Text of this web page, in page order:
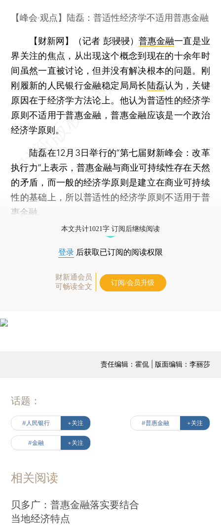
【峰会·观点】陆磊：普适性经济学不适用普惠金融
【财新网】（记者 彭骎骎） 普惠金融一直是业
界关注的焦点，从出现这个概念到现在的十余年时
间虽然一直被讨论，但并没有解决根本的问题。刚
刚履新的人民银行金融稳定局局长陆磊认为，关键
原因在于经济学方法论上。他认为普适性的经济学
原则不适用于普惠金融，普惠金融应该是一个政治
经济学原则。
陆磊在12月3日举行的“第七届财新峰会：改革
执行力”上表示，普惠金融与商业可持续性存在天然
的矛盾，而一般的经济学原则是建立在商业可持续
性的基础上，所以普适性的经济学原则不适用于普
惠金融。
本文共计1021字 订阅后继续阅读
登录 后获取已订阅的阅读权限
财新通会员
可畅读全文
订阅/会员升级
责任编辑：霍侃 | 版面编辑：李丽莎
话题：
#人民银行 +关注 #普惠金融 +关注
#金融 +关注
相关阅读
贝多广：普惠金融落实要结合
当地经济特点